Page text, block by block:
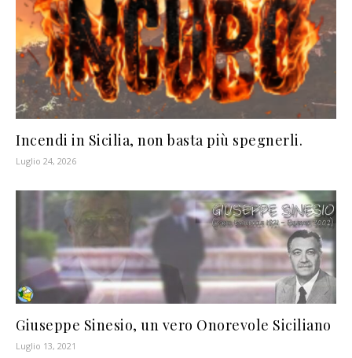
Incendi in Sicilia, non basta più spegnerli.
Luglio 24, 2026
Giuseppe Sinesio, un vero Onorevole Siciliano
Luglio 13, 2021